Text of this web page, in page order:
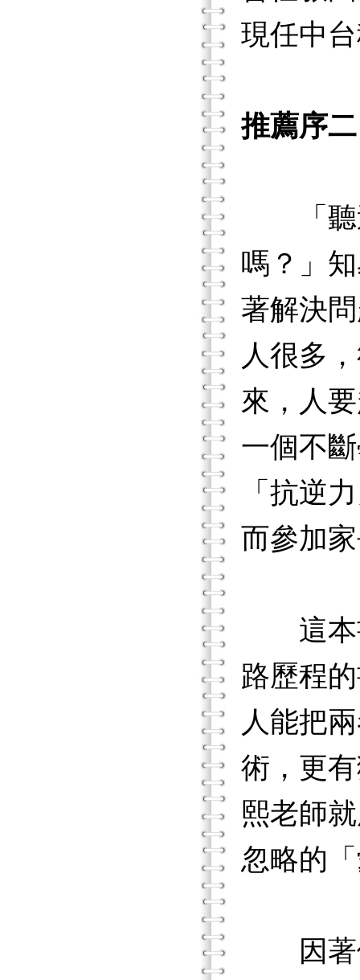
現任中
推薦序二
「聽過
嗎？」
著解決
人很多
來，人
一個不
「抗逆
而參加
這本書
路歷程
人能把
術，更
熙老師
忽略的
因著個